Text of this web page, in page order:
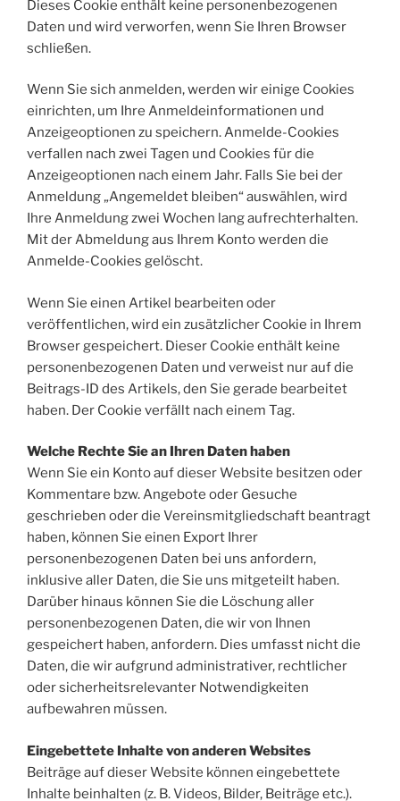
Dieses Cookie enthält keine personenbezogenen
Daten und wird verworfen, wenn Sie Ihren Browser
schließen.
Wenn Sie sich anmelden, werden wir einige Cookies
einrichten, um Ihre Anmeldeinformationen und
Anzeigeoptionen zu speichern. Anmelde-Cookies
verfallen nach zwei Tagen und Cookies für die
Anzeigeoptionen nach einem Jahr. Falls Sie bei der
Anmeldung „Angemeldet bleiben“ auswählen, wird
Ihre Anmeldung zwei Wochen lang aufrechterhalten.
Mit der Abmeldung aus Ihrem Konto werden die
Anmelde-Cookies gelöscht.
Wenn Sie einen Artikel bearbeiten oder
veröffentlichen, wird ein zusätzlicher Cookie in Ihrem
Browser gespeichert. Dieser Cookie enthält keine
personenbezogenen Daten und verweist nur auf die
Beitrags-ID des Artikels, den Sie gerade bearbeitet
haben. Der Cookie verfällt nach einem Tag.
Welche Rechte Sie an Ihren Daten haben
Wenn Sie ein Konto auf dieser Website besitzen oder
Kommentare bzw. Angebote oder Gesuche
geschrieben oder die Vereinsmitgliedschaft beantragt
haben, können Sie einen Export Ihrer
personenbezogenen Daten bei uns anfordern,
inklusive aller Daten, die Sie uns mitgeteilt haben.
Darüber hinaus können Sie die Löschung aller
personenbezogenen Daten, die wir von Ihnen
gespeichert haben, anfordern. Dies umfasst nicht die
Daten, die wir aufgrund administrativer, rechtlicher
oder sicherheitsrelevanter Notwendigkeiten
aufbewahren müssen.
Eingebettete Inhalte von anderen Websites
Beiträge auf dieser Website können eingebettete
Inhalte beinhalten (z. B. Videos, Bilder, Beiträge etc.).